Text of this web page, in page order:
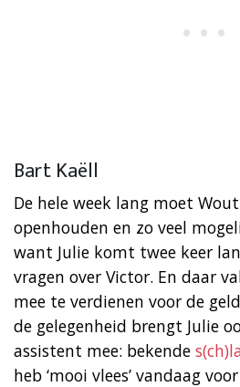
Bart Kaëll
De hele week lang moet
openhouden en zo veel
want Julie komt twee keer
vragen over Victor. En daar
mee te verdienen voor de
de gelegenheid brengt Julie
assistent mee: bekende
heb ‘mooi vlees’ vandaag